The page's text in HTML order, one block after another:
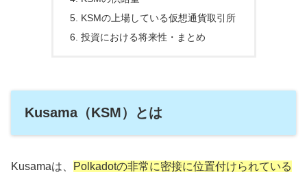
KSMの上場している仮想通貨取引所
投資における将来性・まとめ
Kusama（KSM）とは
Kusamaは、 Polkadotの非常に密接に位置付けられている